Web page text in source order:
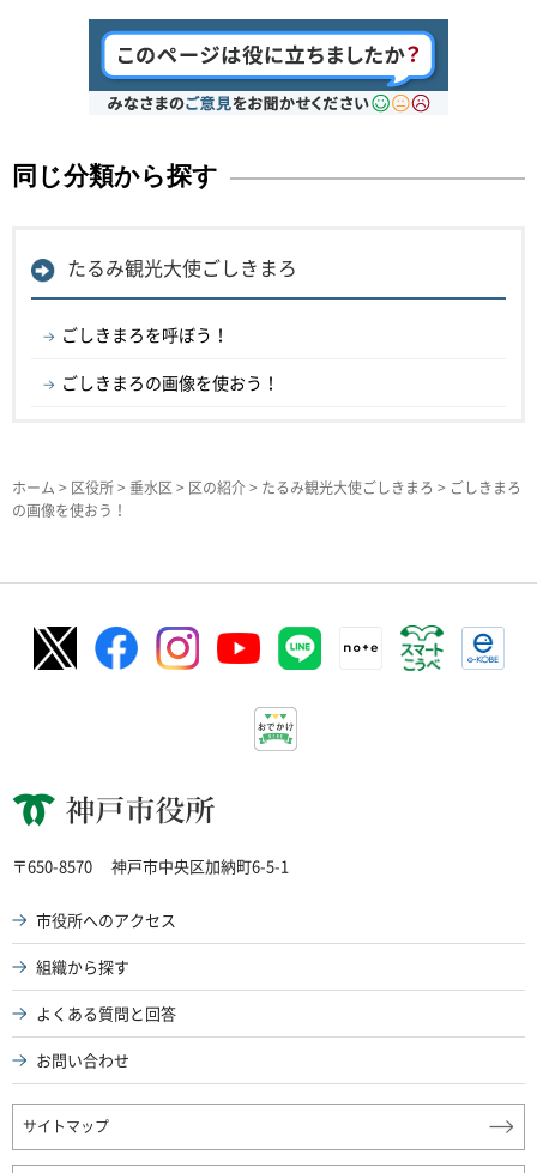
同じ分類から探す
たるみ観光大使ごしきまろ
ごしきまろを呼ぼう！
ごしきまろの画像を使おう！
ホーム > 区役所> 垂水区> 区の紹介> たるみ観光大使ごしきまろ > ごしきまろ
の画像を使おう！
神戸市役所
〒650-8570 神戸市中央区加納町6-5-1
市役所へのアクセス
組織から探す
よくある質問と回答
お問い合わせ
サイトマップ